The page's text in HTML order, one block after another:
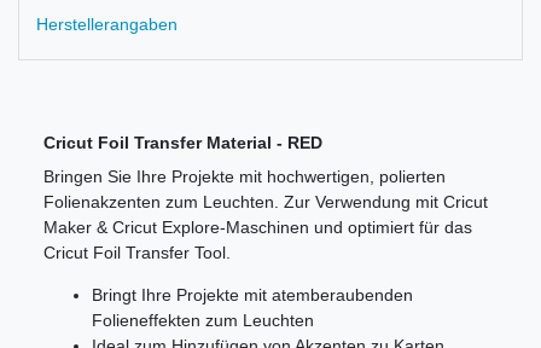
Herstellerangaben
Cricut Foil Transfer Material - RED
Bringen Sie Ihre Projekte mit hochwertigen, polierten
Folienakzenten zum Leuchten. Zur Verwendung mit Cricut
Maker & Cricut Explore-Maschinen und optimiert für das
Cricut Foil Transfer Tool.
Bringt Ihre Projekte mit atemberaubenden
Folieneffekten zum Leuchten